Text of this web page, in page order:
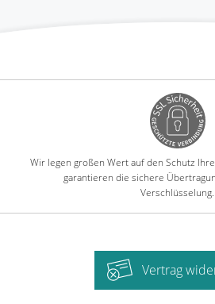
Wir legen großen Wert auf den Schutz
garantieren die sichere
Verschlüsselung.
Vertrag